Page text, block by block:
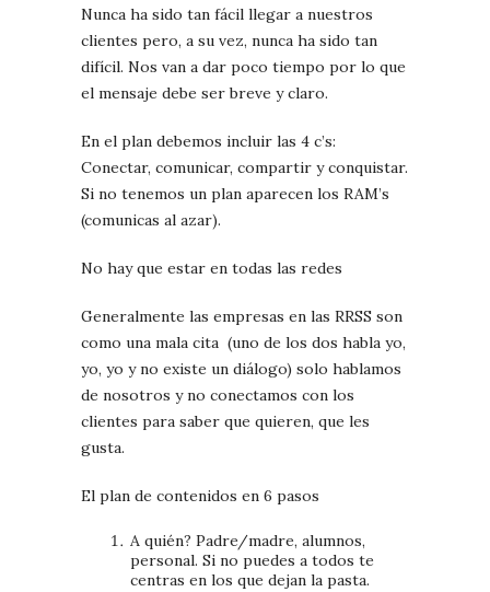
Nunca ha sido tan fácil llegar a nuestros
clientes pero, a su vez, nunca ha sido tan
difícil. Nos van a dar poco tiempo por lo que
el mensaje debe ser breve y claro.
En el plan debemos incluir las 4 c’s:
Conectar, comunicar, compartir y conquistar.
Si no tenemos un plan aparecen los RAM’s
(comunicas al azar).
No hay que estar en todas las redes
Generalmente las empresas en las RRSS son
como una mala cita (uno de los dos habla yo,
yo, yo y no existe un diálogo) solo hablamos
de nosotros y no conectamos con los
clientes para saber que quieren, que les
gusta.
El plan de contenidos en 6 pasos
A quién? Padre/madre, alumnos,
personal. Si no puedes a todos te
centras en los que dejan la pasta.